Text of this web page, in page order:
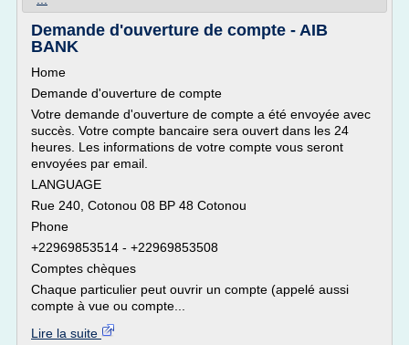
Demande d'ouverture de compte - AIB
BANK
Home
Demande d'ouverture de compte
Votre demande d'ouverture de compte a été envoyée avec
succès. Votre compte bancaire sera ouvert dans les 24
heures. Les informations de votre compte vous seront
envoyées par email.
LANGUAGE
Rue 240, Cotonou 08 BP 48 Cotonou
Phone
+22969853514 - +22969853508
Comptes chèques
Chaque particulier peut ouvrir un compte (appelé aussi
compte à vue ou compte...
Lire la suite